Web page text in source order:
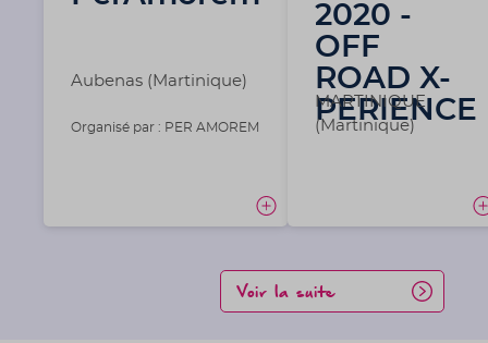
Aubenas (Martinique)
Organisé par : PER AMOREM
2020 -
OFF
ROAD X-
PERIENCE
MARTINIQUE
(Martinique)
Voir la suite